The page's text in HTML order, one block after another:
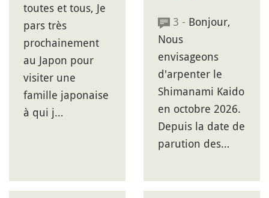
toutes et tous, Je
pars très
prochainement
au Japon pour
visiter une
famille japonaise
à qui j…
3 - Bonjour,
Nous
envisageons
d'arpenter le
Shimanami Kaido
en octobre 2026.
Depuis la date de
parution des…